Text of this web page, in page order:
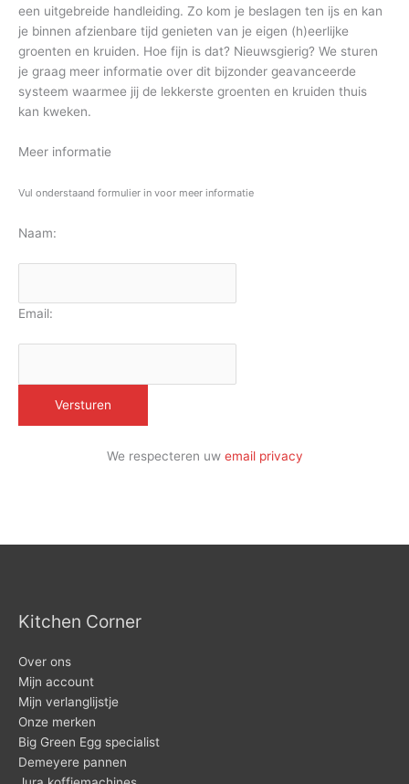
een uitgebreide handleiding. Zo kom je beslagen ten ijs en kan
je binnen afzienbare tijd genieten van je eigen (h)eerlijke
groenten en kruiden. Hoe fijn is dat? Nieuwsgierig? We sturen
je graag meer informatie over dit bijzonder geavanceerde
systeem waarmee jij de lekkerste groenten en kruiden thuis
kan kweken.
Meer informatie
Vul onderstaand formulier in voor meer informatie
Naam:
Email:
We respecteren uw email privacy
Kitchen Corner
Over ons
Mijn account
Mijn verlanglijstje
Onze merken
Big Green Egg specialist
Demeyere pannen